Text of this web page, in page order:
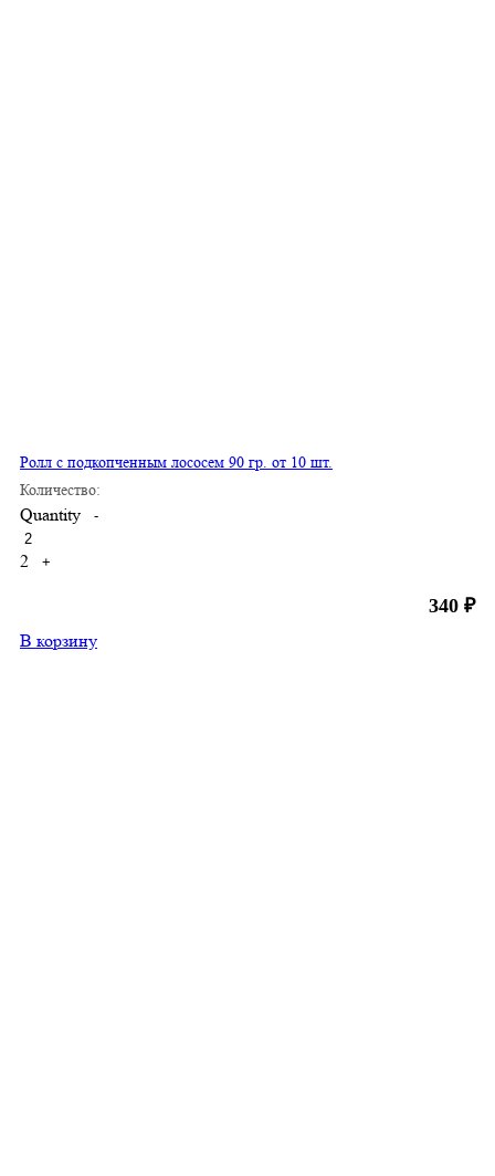
Ролл с подкопченным лососем 90 гр. от 10 шт.
Количество:
Quantity -
2 +
340 ₽
В корзину